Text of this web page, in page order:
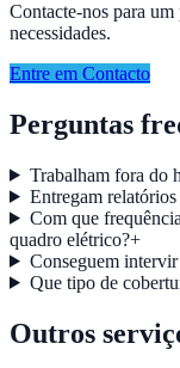
Contacte-nos para um
necessidades.
Entre em Contacto
Perguntas
Trabalham fora do
Entregam
Com que
quadro elétrico?+
Conseguem
Que tipo de
Outros